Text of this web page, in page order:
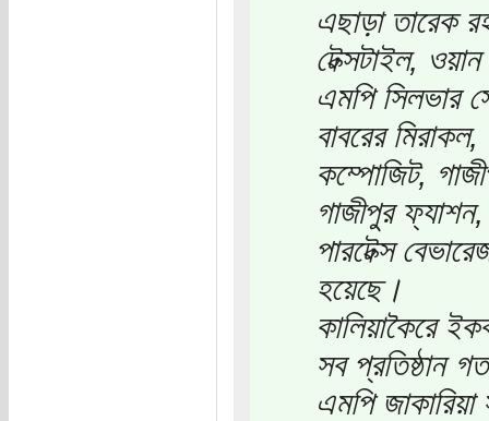
এছাড়া তারেক
টেক্সটাইল,
এমপি সিলভার
বাবরের
কম্পোজিট,
গাজীপুর
পারটেক্স
হয়েছে।
কালিয়াকৈরে
সব প্রতিষ্ঠান
এমপি